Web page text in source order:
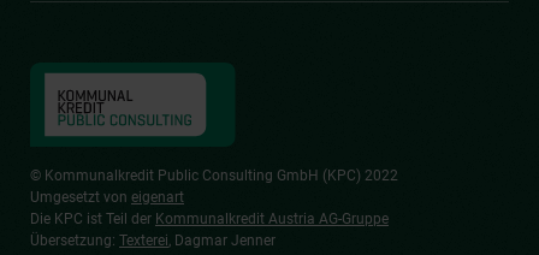
© Kommunalkredit Public Consulting GmbH (KPC) 2022
Umgesetzt von eigenart
Die KPC ist Teil der Kommunalkredit Austria AG-Gruppe
Übersetzung: Texterei, Dagmar Jenner